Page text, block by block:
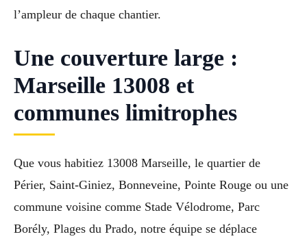
l’ampleur de chaque chantier.
Une couverture large :
Marseille 13008 et
communes limitrophes
Que vous habitiez 13008 Marseille, le quartier de
Périer, Saint-Giniez, Bonneveine, Pointe Rouge ou une
commune voisine comme Stade Vélodrome, Parc
Borély, Plages du Prado, notre équipe se déplace